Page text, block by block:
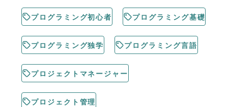
プログラミング初心者 プログラミング基礎
プログラミング独学 プログラミング言語
プロジェクトマネージャー
プロジェクト管理